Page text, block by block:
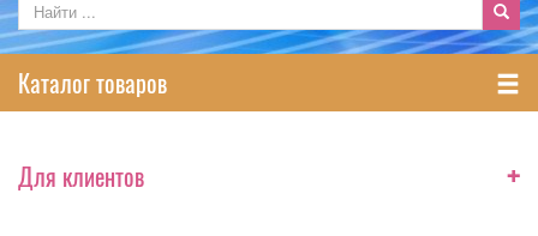
Каталог товаров
Для клиентов +